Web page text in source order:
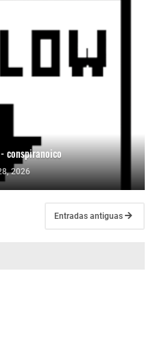
conspiranoico
2026
Entradas antiguas